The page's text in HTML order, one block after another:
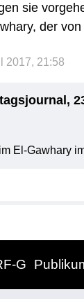
sie
der
2017, 21:58
El-Gawhary
G